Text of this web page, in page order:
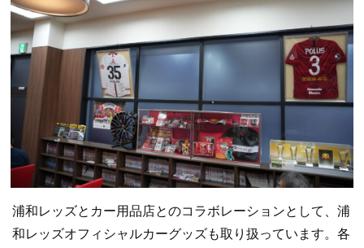
浦和レッズとカー用品店とのコラボレーションとして、浦
和レッズオフィシャルカーグッズも取り扱っています。各